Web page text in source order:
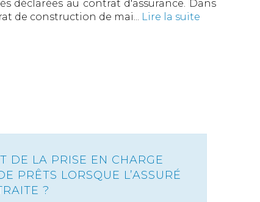
déclarées au contrat d'assurance. Dans
de construction de mai... Lire la suite
DE LA PRISE EN CHARGE
PRÊTS LORSQUE L’ASSURÉ
?